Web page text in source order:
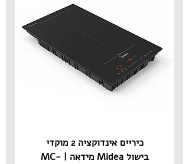
כיריים אינדוקציה 2 מוקדי
בישול Midea מידאה | MC-